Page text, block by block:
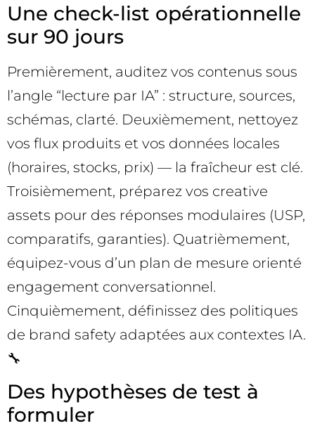
Une check-list opérationnelle
sur 90 jours
Premièrement, auditez vos contenus sous
l’angle “lecture par IA” : structure, sources,
schémas, clarté. Deuxièmement, nettoyez
vos flux produits et vos données locales
(horaires, stocks, prix) — la fraîcheur est clé.
Troisièmement, préparez vos creative
assets pour des réponses modulaires (USP,
comparatifs, garanties). Quatrièmement,
équipez-vous d’un plan de mesure orienté
engagement conversationnel.
Cinquièmement, définissez des politiques
de brand safety adaptées aux contextes IA.
🔧
Des hypothèses de test à
formuler